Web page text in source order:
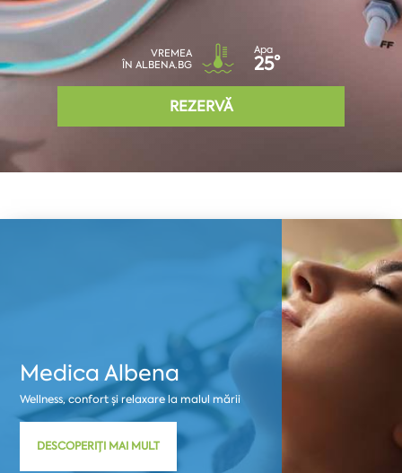
VREMEA
ÎN ALBENA.BG
Apa
25°
REZERVĂ
Medica Albena
Wellness, confort și relaxare la malul mării
DESCOPERIȚI MAI MULT